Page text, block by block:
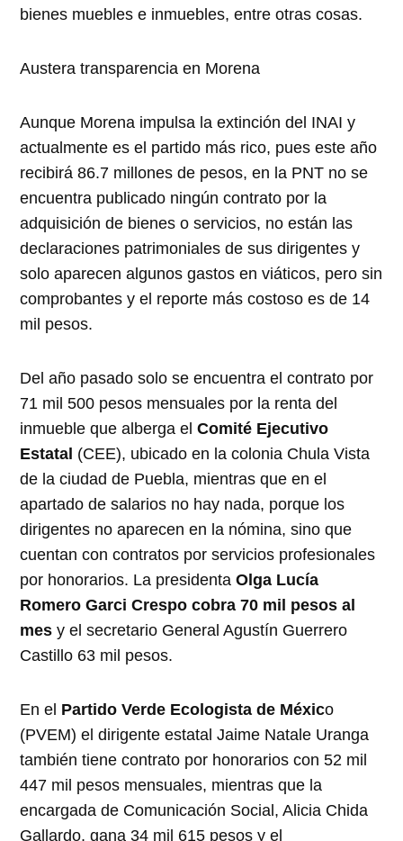
bienes muebles e inmuebles, entre otras cosas.
Austera transparencia en Morena
Aunque Morena impulsa la extinción del INAI y
actualmente es el partido más rico, pues este año
recibirá 86.7 millones de pesos, en la PNT no se
encuentra publicado ningún contrato por la
adquisición de bienes o servicios, no están las
declaraciones patrimoniales de sus dirigentes y
solo aparecen algunos gastos en viáticos, pero sin
comprobantes y el reporte más costoso es de 14
mil pesos.
Del año pasado solo se encuentra el contrato por
71 mil 500 pesos mensuales por la renta del
inmueble que alberga elComité Ejecutivo
Estatal (CEE), ubicado en la colonia Chula Vista
de la ciudad de Puebla, mientras que en el
apartado de salarios no hay nada, porque los
dirigentes no aparecen en la nómina, sino que
cuentan con contratos por servicios profesionales
por honorarios. La presidenta Olga Lucía
Romero Garci Crespo cobra 70 mil pesos al
mes y el secretario General Agustín Guerrero
Castillo 63 mil pesos.
En el Partido Verde Ecologista de México
(PVEM) el dirigente estatal Jaime Natale Uranga
también tiene contrato por honorarios con 52 mil
447 mil pesos mensuales, mientras que la
encargada de Comunicación Social, Alicia Chida
Gallardo, gana 34 mil 615 pesos y el